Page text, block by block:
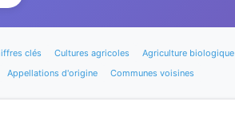
clés Cultures agricoles Agriculture biologique
Appellations d'origine Communes voisines